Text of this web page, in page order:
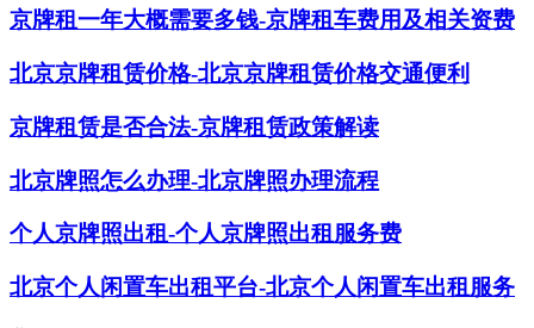
京牌租一年大概需要多钱-京牌租车费用及相关资费
北京京牌租赁价格-北京京牌租赁价格交通便利
京牌租赁是否合法-京牌租赁政策解读
北京牌照怎么办理-北京牌照办理流程
个人京牌照出租-个人京牌照出租服务费
北京个人闲置车出租平台-北京个人闲置车出租服务